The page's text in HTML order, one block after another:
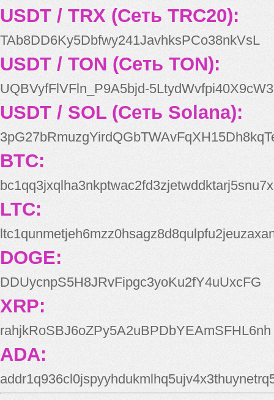
USDT / TRX (Сеть TRC20):
TAb8DD6Ky5Dbfwy241JavhksPCo38nkVsL
USDT / TON (Сеть TON):
UQBVyfFlVFln_P9A5bjd-
USDT / SOL (Сеть Solana):
BTC:
bc1qq3jxqlha3nkptwac2fd3zjetwddktarj5snu7x
LTC:
DOGE:
DDUycnpS5H8JRvFipgc3yoKu2fY4uUxcFG
XRP:
rahjkRoSBJ6oZPy5A2uBPDbYEAmSFHL6nh
ADA: